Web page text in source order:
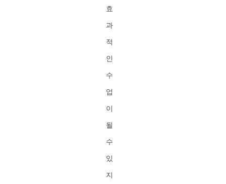
효
과
적
인
수
업
이
될
수
있
지